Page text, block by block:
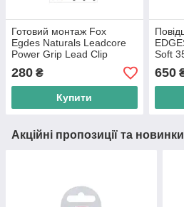
Готовий монтаж Fox
Egdes Naturals Leadcore
Power Grip Lead Clip
Leaders 75cm 50lb
280 ₴
Купити
Soft
650
Акційні пропозиції та новинки